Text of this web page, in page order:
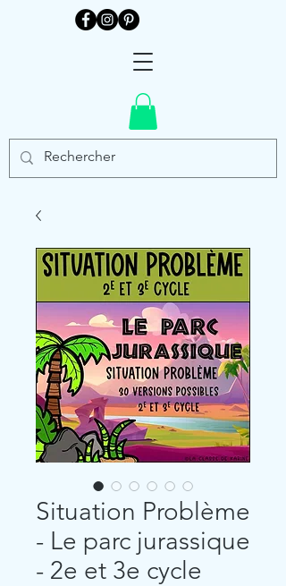
Situation Problème
- Le parc jurassique
- 2e et 3e cycle